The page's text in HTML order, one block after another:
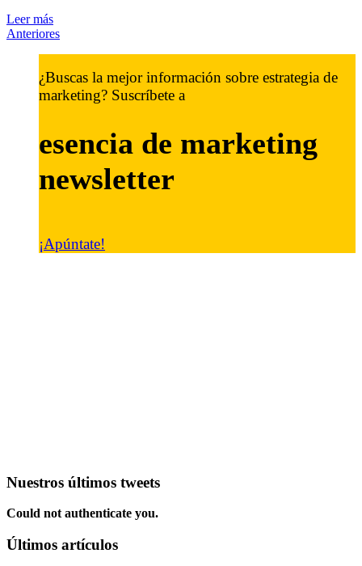
Leer más
Anteriores
¿Buscas la mejor información sobre estrategia de
marketing? Suscríbete a
esencia de marketing
newsletter
¡Apúntate!
Nuestros últimos tweets
Could not authenticate you.
Últimos artículos